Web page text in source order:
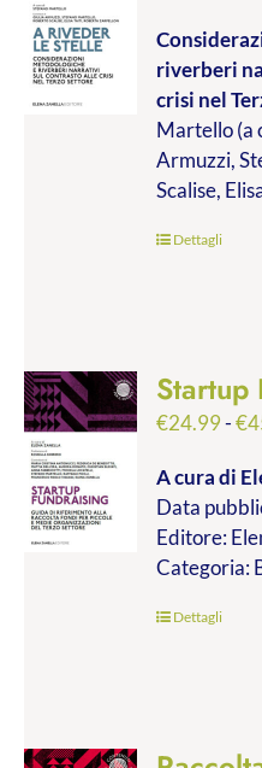
riverberi
crisi nel
Martello (a
Armuzzi,
Scalise,
Dettagli
Startup
€24.99-€
A cura di
Data
Editore:
Categoria:
Dettagli